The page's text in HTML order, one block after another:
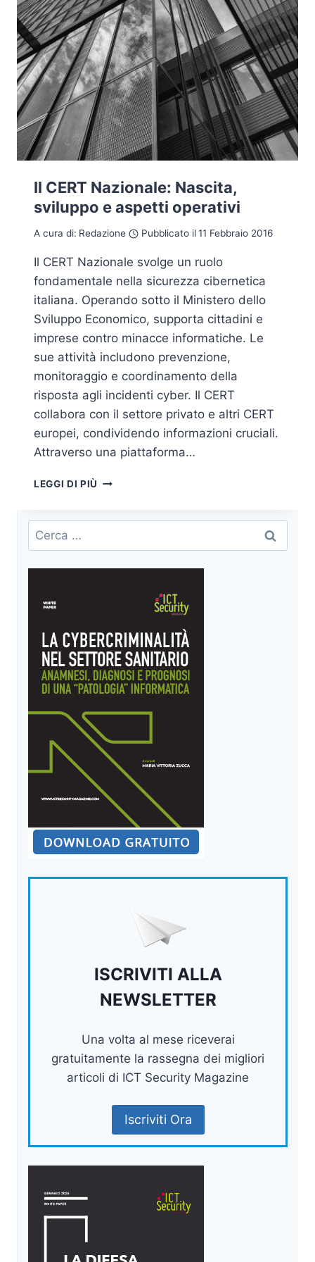
Il CERT Nazionale: Nascita,
sviluppo e aspetti operativi
A cura di: Redazione Pubblicato il11 Febbraio 2016
Il CERT Nazionale svolge un ruolo
fondamentale nella sicurezza cibernetica
italiana. Operando sotto il Ministero dello
Sviluppo Economico, supporta cittadini e
imprese contro minacce informatiche. Le
sue attività includono prevenzione,
monitoraggio e coordinamento della
risposta agli incidenti cyber. Il CERT
collabora con il settore privato e altri CERT
europei, condividendo informazioni cruciali.
Attraverso una piattaforma…
LEGGI DI PIÙ IL
NASCITA,
E
ASPETTI
Ricerca
per:
ISCRIVITI ALLA
NEWSLETTER
Una volta al mese riceverai
gratuitamente la rassegna dei migliori
articoli di ICT Security Magazine
Iscriviti Ora